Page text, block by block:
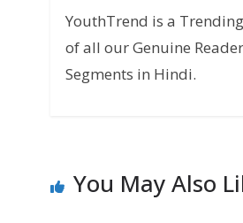
YouthTrend is a
of all our Genuine
Segments in Hindi.
You May Also